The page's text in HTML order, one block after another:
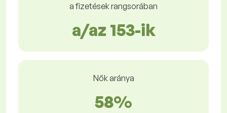
a fizetések rangsorában
a/az 153-ik
Nők aránya
58%